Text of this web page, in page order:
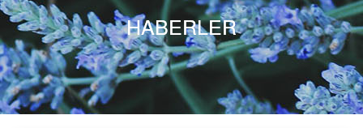
HABERLER